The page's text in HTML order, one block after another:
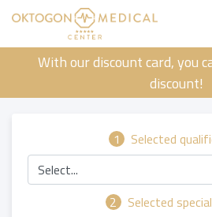
With our discount card, you
discount!
1
Selected
Select...
2
Selected